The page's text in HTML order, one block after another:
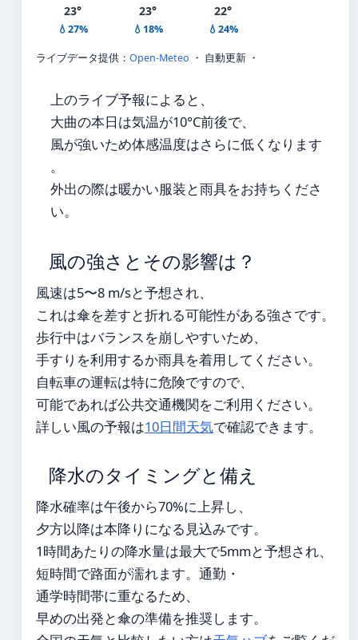
23°
💧27%
23°
💧18%
22°
💧24%
ライブデータ提供： Open-Meteo ・ 自動更新 ・
上のライブ予報によると、
大曲の本日は気温が10°C前後で、
風が強いため体感温度はさらに低くなります
。
外出の際は暖かい服装と雨具をお持ちくださ
い。
風の強さとその影響は？
風速は5〜8 m/sと予想され、
これは傘を差すと折れる可能性がある強さです。
歩行中はバランスを崩しやすいため、
手すりを利用するか雨具を着用してください。
自転車の運転は特に危険ですので、
可能であれば公共交通機関をご利用ください。
詳しい風の予報は10日間天気で確認できます。
降水のタイミングと備え
降水確率は午後から70%に上昇し、
夕方以降は本降りになる見込みです。
1時間あたりの降水量は最大で5mmと予想され、
短時間で路面が濡れます。通勤・
通学時間帯に重なるため、
早めの出発と傘の準備を推奨します。